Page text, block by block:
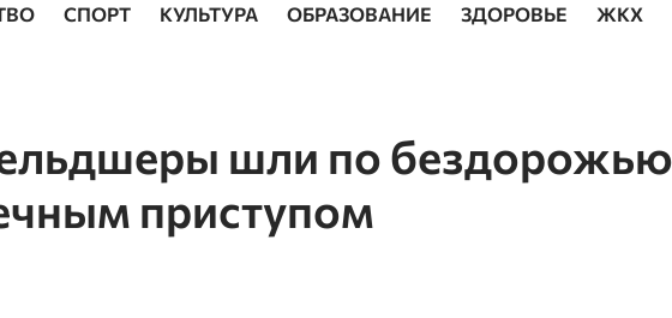
СПОРТ КУЛЬТУРА ОБРАЗОВАНИЕ ЗДОРОВЬЕ ЖКХ
шли по
приступом